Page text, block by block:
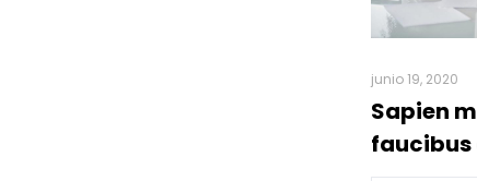
junio 19, 2020
Sapien